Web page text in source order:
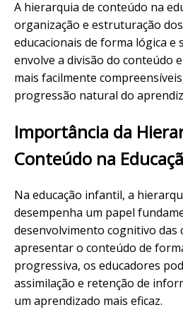
A hierarquia de conteúdo na
organização e estruturação
educacionais de forma lógica e
envolve a divisão do conteúdo
mais facilmente
progressão natural do
Importância da
Conteúdo na
Na educação infantil, a
desempenha um papel
desenvolvimento cognitivo das
apresentar o conteúdo de
progressiva, os educadores
assimilação e retenção de
um aprendizado mais eficaz.